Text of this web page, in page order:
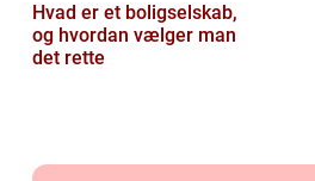
Hvad er et boligselskab,
og hvordan vælger man
det rette